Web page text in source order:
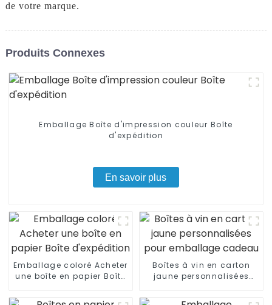
de votre marque.
Produits Connexes
Emballage Boîte d'impression couleur Boîte
d'expédition
En savoir plus
Emballage coloré Acheter
une boîte en papier Boîte
Boîtes à vin en carton
jaune personnalisées